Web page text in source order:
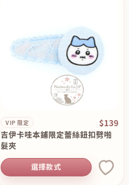
VIP 限定 $139
吉伊卡哇本鋪限定蕾絲鈕扣劈啪
髮夾
選擇款式